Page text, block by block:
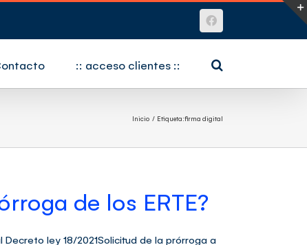
Facebook
:: acceso clientes ::
Inicio Etiqueta:firma digital
de los ERTE?
Decreto ley 18/2021Solicitud de la prórroga a